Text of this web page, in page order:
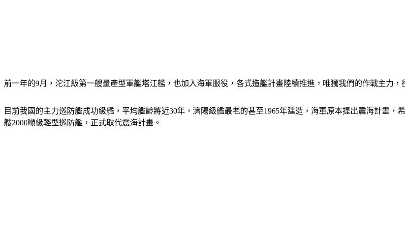
前一年的9月，沱江級第一艘量產型軍艦塔江艦，也加入海軍服役，各式造艦計畫陸續推進，唯獨我們的作戰主力，
目前我國的主力巡防艦成功級艦，平均艦齡將近30年，濟陽級艦最老的甚至1965年建造，海軍原本提出震海計畫
艘2000噸級輕型巡防艦，正式取代震海計畫。